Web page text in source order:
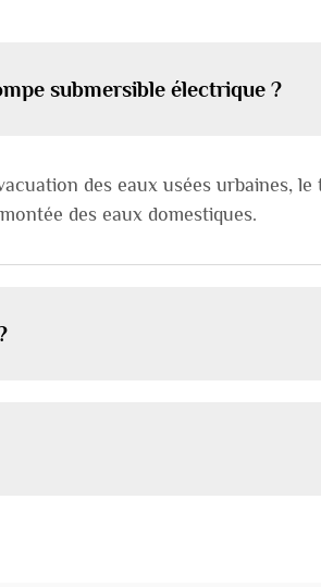
submersible électrique ?
des eaux usées urbaines,
des eaux domestiques.